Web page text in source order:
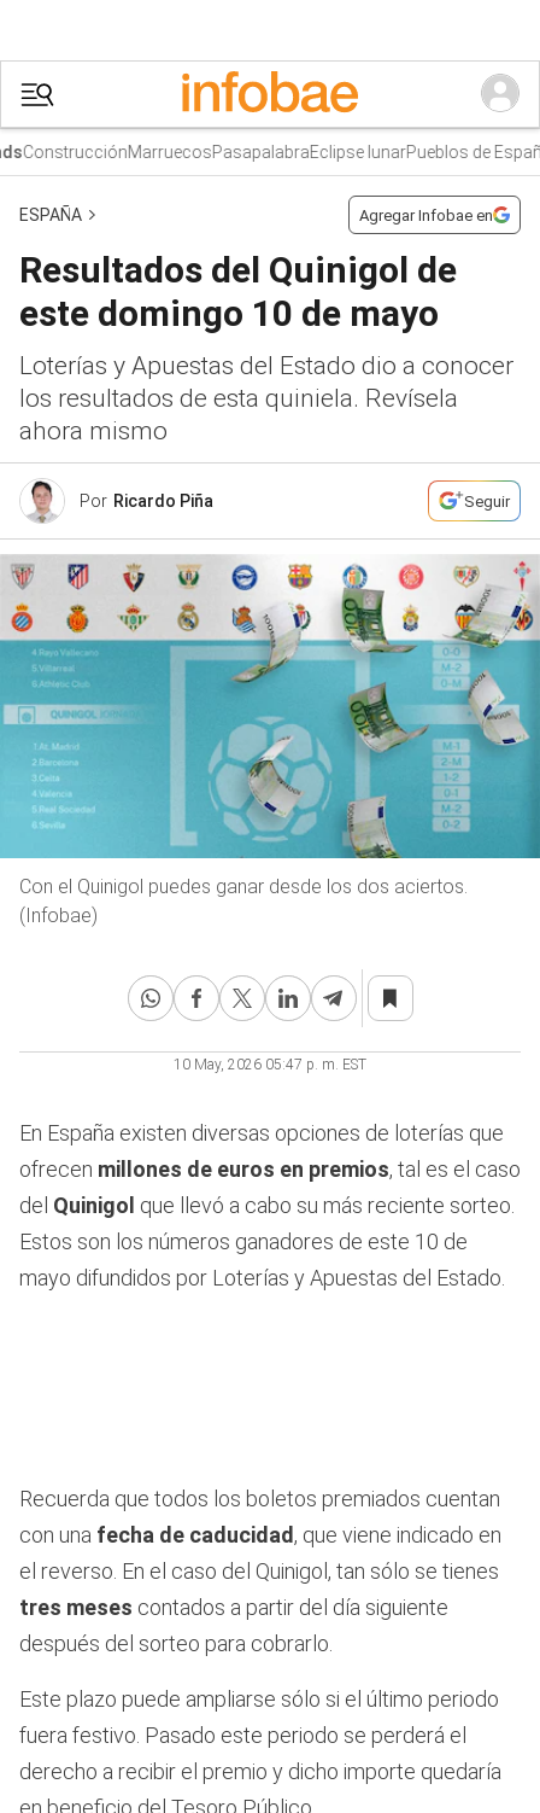
ConstrucciónMarruecosPasapalabraEclipse lunarPueblos de España
ESPAÑA Agregar Infobae en
Resultados del Quinigol de
este domingo 10 de mayo
Loterías y Apuestas del Estado dio a conocer
los resultados de esta quiniela. Revísela
ahora mismo
Por Ricardo Piña Seguir
Con el Quinigol puedes ganar desde los dos aciertos.
(Infobae)
10 May, 2026 05:47 p. m. EST
En España existen diversas opciones de loterías que
ofrecen millones de euros en premios, tal es el caso
del Quinigol que llevó a cabo su más reciente sorteo.
Estos son los números ganadores de este 10 de
mayo difundidos por Loterías y Apuestas del Estado.
Recuerda que todos los boletos premiados cuentan
con una fecha de caducidad, que viene indicado en
el reverso. En el caso del Quinigol, tan sólo se tienes
tres meses contados a partir del día siguiente
después del sorteo para cobrarlo.
Este plazo puede ampliarse sólo si el último periodo
fuera festivo. Pasado este periodo se perderá el
derecho a recibir el premio y dicho importe quedaría
en beneficio del Tesoro Público.